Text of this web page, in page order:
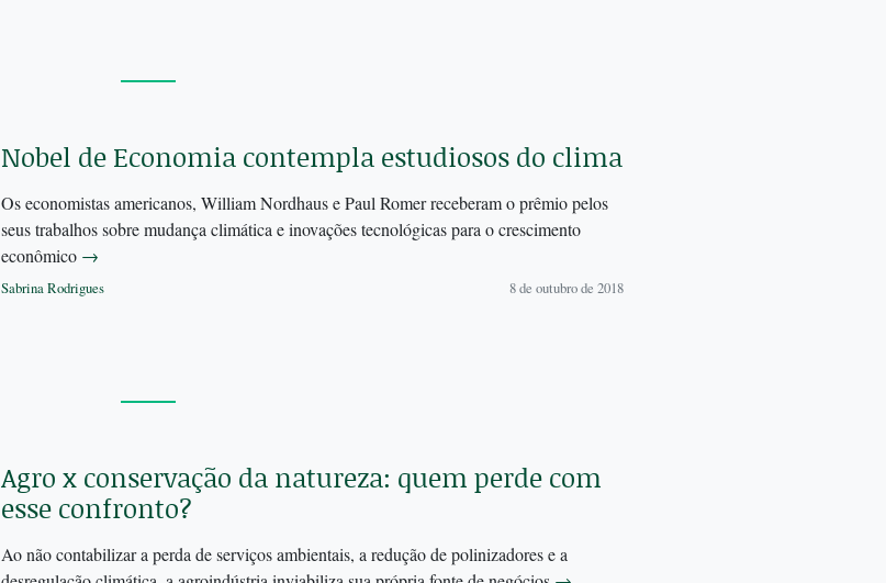
Nobel de Economia contempla estudiosos do clima
Os economistas americanos, William Nordhaus e Paul Romer receberam o prêmio pelos
seus trabalhos sobre mudança climática e inovações tecnológicas para o crescimento
econômico →
Sabrina Rodrigues 8 de outubro de 2018
Agro x conservação da natureza: quem perde com
esse confronto?
Ao não contabilizar a perda de serviços ambientais, a redução de polinizadores e a